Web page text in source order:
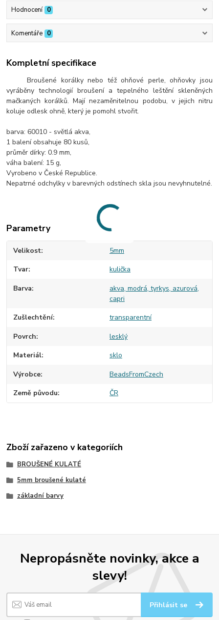
Hodnocení 0
Komentáře 0
Kompletní specifikace
Broušené korálky nebo též ohňové perle, ohňovky jsou
vyráběny technologií broušení a tepelného leštění skleněných
mačkaných korálků. Mají nezaměnitelnou podobu, v jejich nitru
koluje odlesk ohně, který je pomohl stvořit.
barva: 60010 - světlá akva,
1 balení obsahuje 80 kusů,
průměr dírky: 0.9 mm,
váha balení: 15 g,
Vyrobeno v České Republice.
Nepatrné odchylky v barevných odstínech skla jsou nevyhnutelné.
Parametry
Velikost 5mm
Tvar kulička
Barva
akva, modrá, tyrkys, azurová,
capri
Zušlechtění transparentní
Povrch lesklý
Materiál sklo
Výrobce BeadsFromCzech
Země původu ČR
Zboží zařazeno v kategoriích
BROUŠENÉ KULATÉ
5mm broušené kulaté
základní barvy
Nepropásněte novinky, akce a
slevy!
Přihlásit se